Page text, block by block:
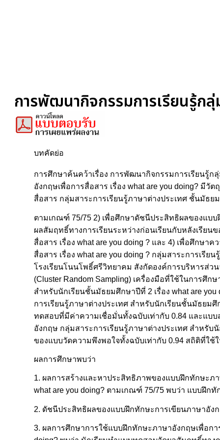
การพัฒนากิจกรรมการเรียนรู้กลุ่
บทคัดย่อ
การศึกษาค้นคว้าเรื่อง การพัฒนากิจกรรมการเรียนรู้
อังกฤษเพื่อการสื่อสาร เรื่อง what are you doing? มี
สื่อสาร กลุ่มสาระการเรียนรู้ภาษาต่างประเทศ ชั้นมัธย
ตามเกณฑ์ 75/75 2) เพื่อศึกษาดัชนีประสิทธิผลของแบบ
ผลสัมฤทธิ์ทางการเรียนระหว่างก่อนเรียนกับหลังเรีย
สื่อสาร เรื่อง what are you doing ? และ 4) เพื่อศึกษ
สื่อสาร เรื่อง what are you doing ? กลุ่มสาระการเ
โรงเรียนโนนโพธิ์ศรีวิทยาคม สังกัดองค์การบริหารส่
(Cluster Random Sampling) เครื่องมือที่ใช้ในการศึ
สำหรับนักเรียนชั้นมัธยมศึกษาปีที่ 2 เรื่อง what are
การเรียนรู้ภาษาต่างประเทศ สำหรับนักเรียนชั้นมัธยม
ทดสอบที่มีค่าความเชื่อมั่นทั้งฉบับเท่ากับ 0.84 และแบ
อังกฤษ กลุ่มสาระการเรียนรู้ภาษาต่างประเทศ สำหรับ
ของแบบวัดความพึงพอใจทั้งฉบับเท่ากับ 0.94 สถิติที่ใช้
ผลการศึกษาพบว่า
1. ผลการสร้างและหาประสิทธิภาพของแบบฝึกทักษะภ
what are you doing? ตามเกณฑ์ 75/75 พบว่า แบบฝึ
2. ดัชนีประสิทธิผลของแบบฝึกทักษะการเขียนภาษาอังก
3. ผลการศึกษาการใช้แบบฝึกทักษะภาษาอังกฤษเพื่อกา